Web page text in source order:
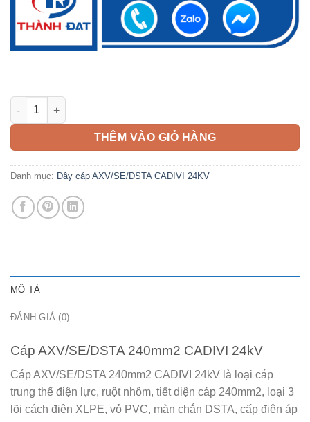
Cáp AXV/SE/DSTA 240mm2 CADIVI 24kV số lượng
THÊM VÀO GIỎ HÀNG
Danh mục: Dây cáp AXV/SE/DSTA CADIVI 24KV
MÔ TẢ
ĐÁNH GIÁ (0)
Cáp AXV/SE/DSTA 240mm2 CADIVI 24kV
Cáp AXV/SE/DSTA 240mm2 CADIVI 24kV là loại cáp
trung thế điện lực, ruột nhôm, tiết diện cáp 240mm2, loại 3
lõi cách điện XLPE, vỏ PVC, màn chắn DSTA, cấp điện áp